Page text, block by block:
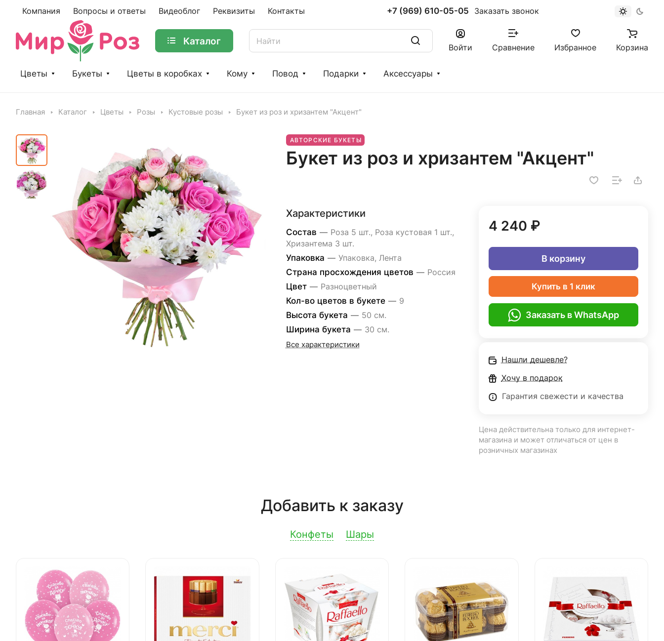
Компания Вопросы и ответы Видеоблог Реквизиты Контакты +7 (969) 610-05-05 Заказать звонок
Каталог
Войти Сравнение Избранное Корзина
Цветы Букеты Цветы в коробках Кому Повод Подарки Аксессуары
Главная Каталог Цветы Розы Кустовые розы Букет из роз и хризантем "Акцент"
АВТОРСКИЕ БУКЕТЫ
Букет из роз и хризантем "Акцент"
Характеристики
Состав — Роза 5 шт., Роза кустовая 1 шт.,
Хризантема 3 шт.
Упаковка — Упаковка, Лента
Страна просхождения цветов — Россия
Цвет — Разноцветный
Кол-во цветов в букете — 9
Высота букета — 50 см.
Ширина букета — 30 см.
Все характеристики
4 240 ₽
В корзину
Купить в 1 клик
Заказать в WhatsApp
Нашли дешевле?
Хочу в подарок
Гарантия свежести и качества
Цена действительна только для интернет-
магазина и может отличаться от цен в
розничных магазинах
Добавить к заказу
Конфеты Шары